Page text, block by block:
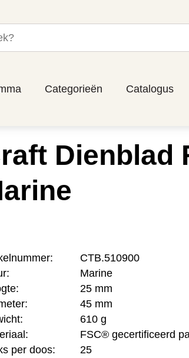
Categorieën Catalogus
Dienblad
CTB.510900
Marine
25 mm
45 mm
610 g
FSC® gecertificeerd
per doos:
25